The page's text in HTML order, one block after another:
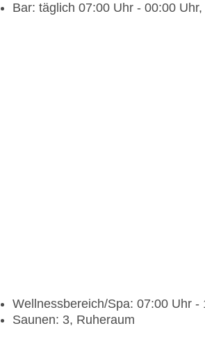
Bar: täglich 07:00 Uhr - 00:00
Wellnessbereich/Spa: 07:00 Uhr -
Saunen: 3, Ruheraum